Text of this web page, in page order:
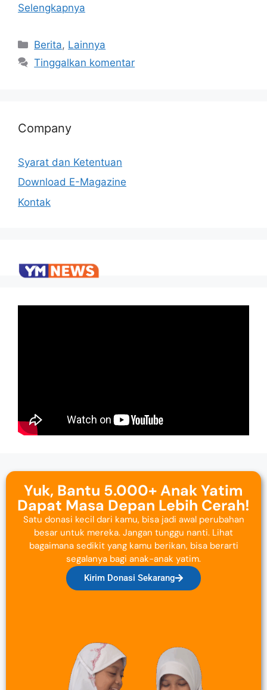
Selengkapnya
Berita, Lainnya
Tinggalkan komentar
Company
Syarat dan Ketentuan
Download E-Magazine
Kontak
Yuk, Bantu 5.000+ Anak Yatim
Dapat Masa Depan Lebih Cerah!
Satu donasi kecil dari kamu, bisa jadi awal perubahan
besar untuk mereka. Jangan tunggu nanti. Lihat
bagaimana sedikit yang kamu berikan, bisa berarti
segalanya bagi anak-anak yatim.
Kirim Donasi Sekarang